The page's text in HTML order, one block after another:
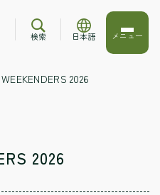
検索 日本語 メニュー
2026
2026